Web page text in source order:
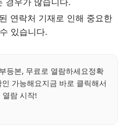
경우가 많습니다.
연락처 기재로 인해 중요한
있습니다.
등본, 무료로 열람하세요정확
가능해요지금 바로 클릭해서
열람 시작!